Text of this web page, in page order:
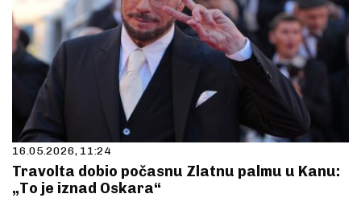
16.05.2026, 11:24
Travolta dobio počasnu Zlatnu palmu u Kanu:
„To je iznad Oskara“